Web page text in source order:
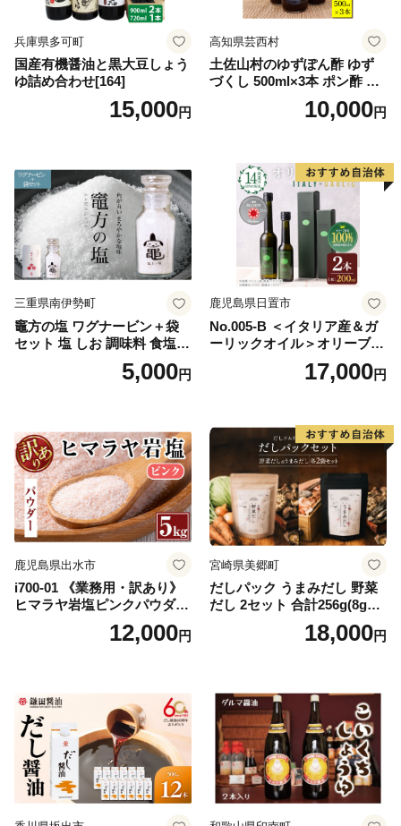
兵庫県多可町
国産有機醤油と黒大豆しょう
ゆ詰め合わせ[164]
15,000円
高知県芸西村
土佐山村のゆずぽん酢 ゆず
づくし 500ml×3本 ポン酢 ポ
ンズ ゆず 柚子 調味料 さっぱ
り 美味しい おいしい 鍋 しゃ
10,000円
三重県南伊勢町
竈方の塩 ワグナービン＋袋
セット 塩 しお 調味料 食塩
天然 ミネラル 調味料 ソルト
salt 料理 味付 おにぎり 三重
5,000円
鹿児島県日置市
No.005-B ＜イタリア産＆ガ
ーリックオイル＞オリーブオ
イルセット(200ml×2本) 日置
市 特産品 調味料 油 エキスト
ブ】
17,000円
鹿児島県出水市
i700-01 《業務用・訳あり》
ヒマラヤ岩塩ピンクパウダー
タイプ(5kg) 岩塩 塩 調味料
しお 保存料不使用 天然 パウ
ティースマイル】
12,000円
宮崎県美郷町
だしパック うまみだし 野菜
だし 2セット 合計256g(8g×8
パック×2種×2セット) [岡田商
店 宮崎県 美郷町 31ac0069]
18,000円